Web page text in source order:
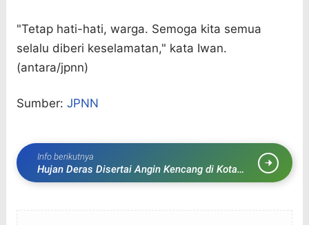
"Tetap hati-hati, warga. Semoga kita semua
selalu diberi keselamatan," kata Iwan.
(antara/jpnn)
Sumber: JPNN
Info berikutnya
Hujan Deras Disertai Angin Kencang di Kota
Bogor, 6 Mobil Tertimpa Pohon